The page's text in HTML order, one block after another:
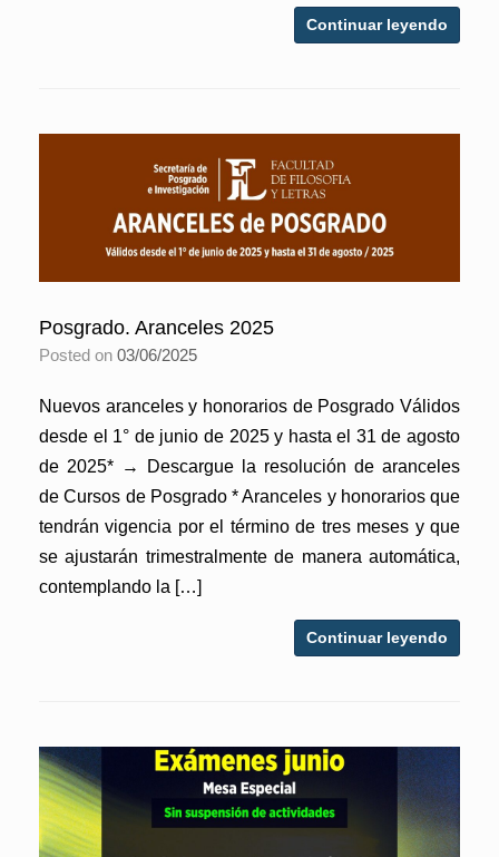
Continuar leyendo
Posgrado. Aranceles 2025
Posted on 03/06/2025
Nuevos aranceles y honorarios de Posgrado Válidos
desde el 1° de junio de 2025 y hasta el 31 de agosto
de 2025* → Descargue la resolución de aranceles
de Cursos de Posgrado * Aranceles y honorarios que
tendrán vigencia por el término de tres meses y que
se ajustarán trimestralmente de manera automática,
contemplando la […]
Continuar leyendo